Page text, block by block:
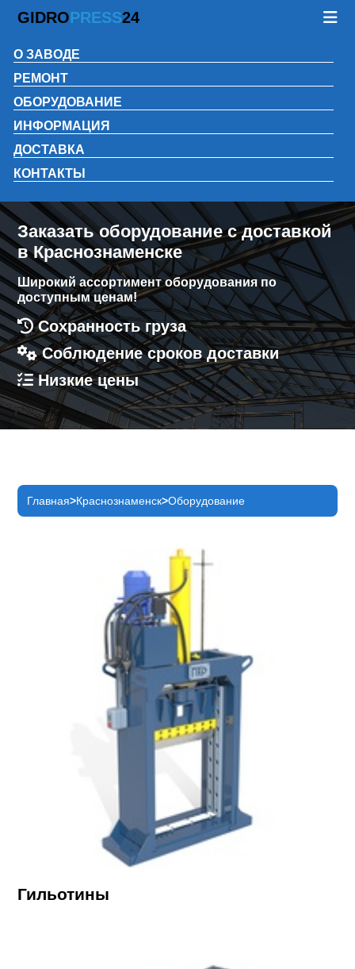
GIDROPRESS24
О ЗАВОДЕ
РЕМОНТ
ОБОРУДОВАНИЕ
ИНФОРМАЦИЯ
ДОСТАВКА
КОНТАКТЫ
Заказать оборудование с доставкой
в Краснознаменске
Широкий ассортимент оборудования по
доступным ценам!
Сохранность груза
Соблюдение сроков доставки
Низкие цены
Главная Краснознаменск Оборудование
Гильотины